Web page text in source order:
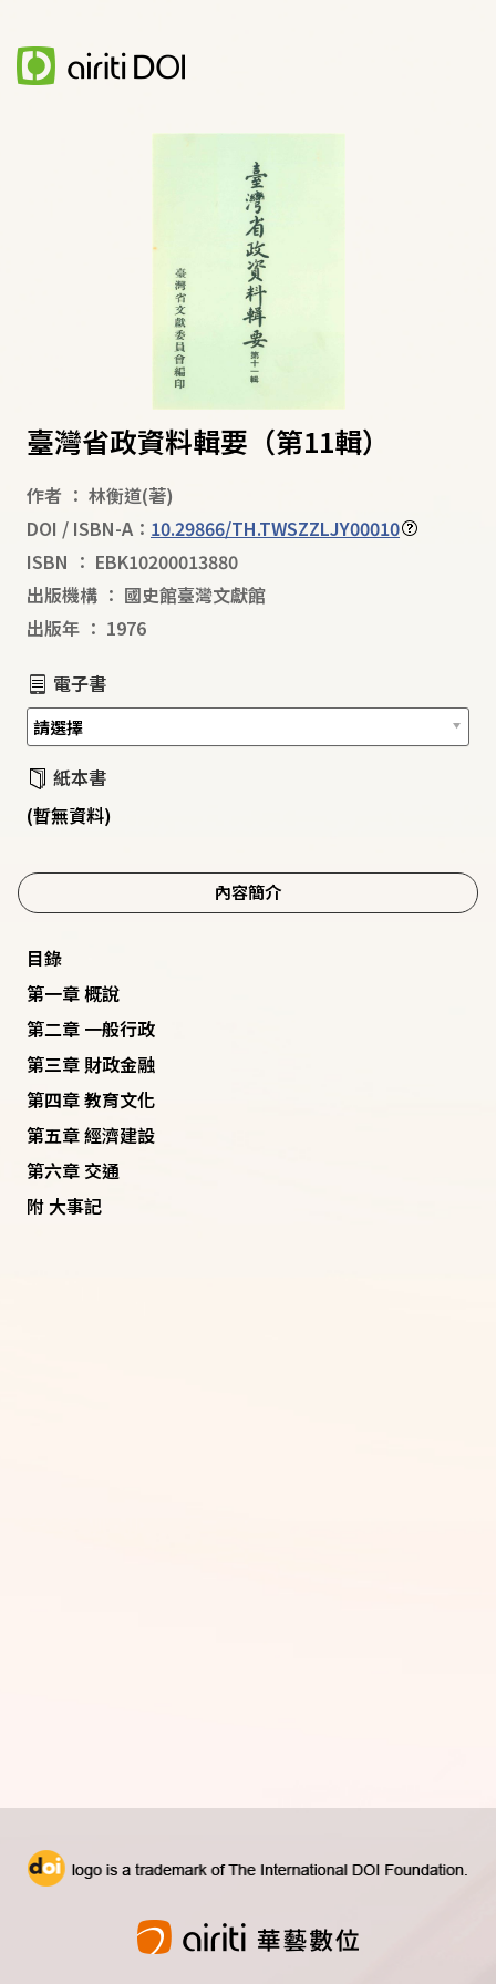
臺灣省政資料輯要（第11輯）
作者 ： 林衡道(著)
DOI / ISBN-A： 10.29866/TH.TWSZZLJY00010
ISBN ： EBK10200013880
出版機構 ： 國史館臺灣文獻館
出版年 ： 1976
電子書
紙本書
(暫無資料)
內容簡介
目錄
第一章 概說
第二章 一般行政
第三章 財政金融
第四章 教育文化
第五章 經濟建設
第六章 交通
附 大事記